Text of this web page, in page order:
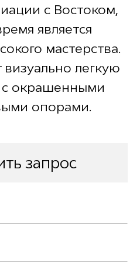
с Востоком,
является
мастерства.
визуально легкую
с окрашенными
опорами.
запрос